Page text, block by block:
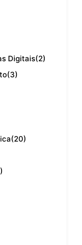
Digitais(2)
(3)
(20)